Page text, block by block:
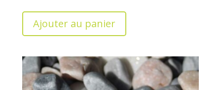
Ajouter au panier